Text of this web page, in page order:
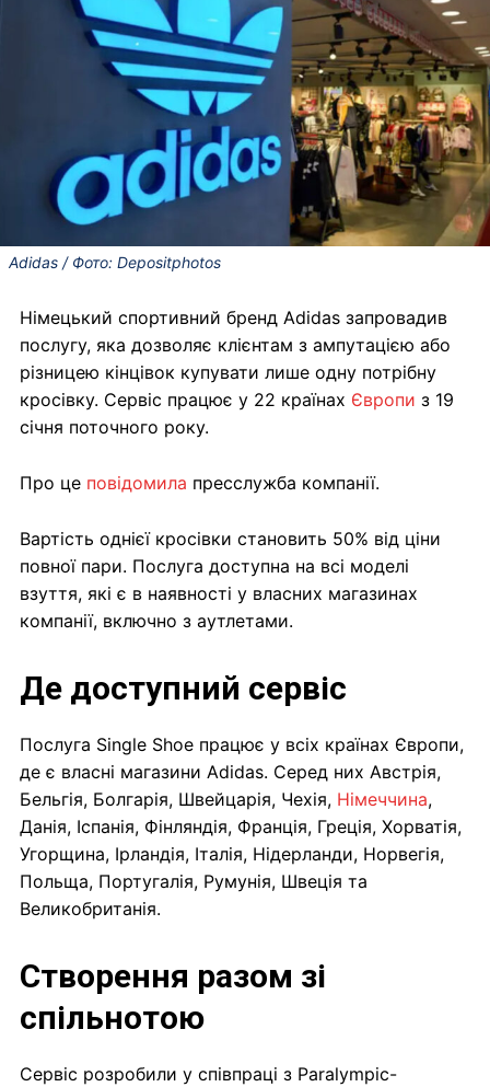
Adidas / Фото: Depositphotos
Німецький спортивний бренд Adidas запровадив
послугу, яка дозволяє клієнтам з ампутацією або
різницею кінцівок купувати лише одну потрібну
кросівку. Сервіс працює у 22 країнах Європи з 19
січня поточного року.
Про це повідомила пресслужба компанії.
Вартість однієї кросівки становить 50% від ціни
повної пари. Послуга доступна на всі моделі
взуття, які є в наявності у власних магазинах
компанії, включно з аутлетами.
Де доступний сервіс
Послуга Single Shoe працює у всіх країнах Європи,
де є власні магазини Adidas. Серед них Австрія,
Бельгія, Болгарія, Швейцарія, Чехія, Німеччина,
Данія, Іспанія, Фінляндія, Франція, Греція, Хорватія,
Угорщина, Ірландія, Італія, Нідерланди, Норвегія,
Польща, Португалія, Румунія, Швеція та
Великобританія.
Створення разом зі
спільнотою
Сервіс розробили у співпраці з Paralympic-